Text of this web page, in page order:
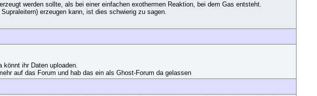
werden sollte, als bei einer einfachen exothermen Reaktion, bei dem Gas entsteht.
erzeugen kann, ist dies schwierig zu sagen.
könnt ihr Daten uploaden.
auf das Forum und hab das ein als Ghost-Forum da gelassen